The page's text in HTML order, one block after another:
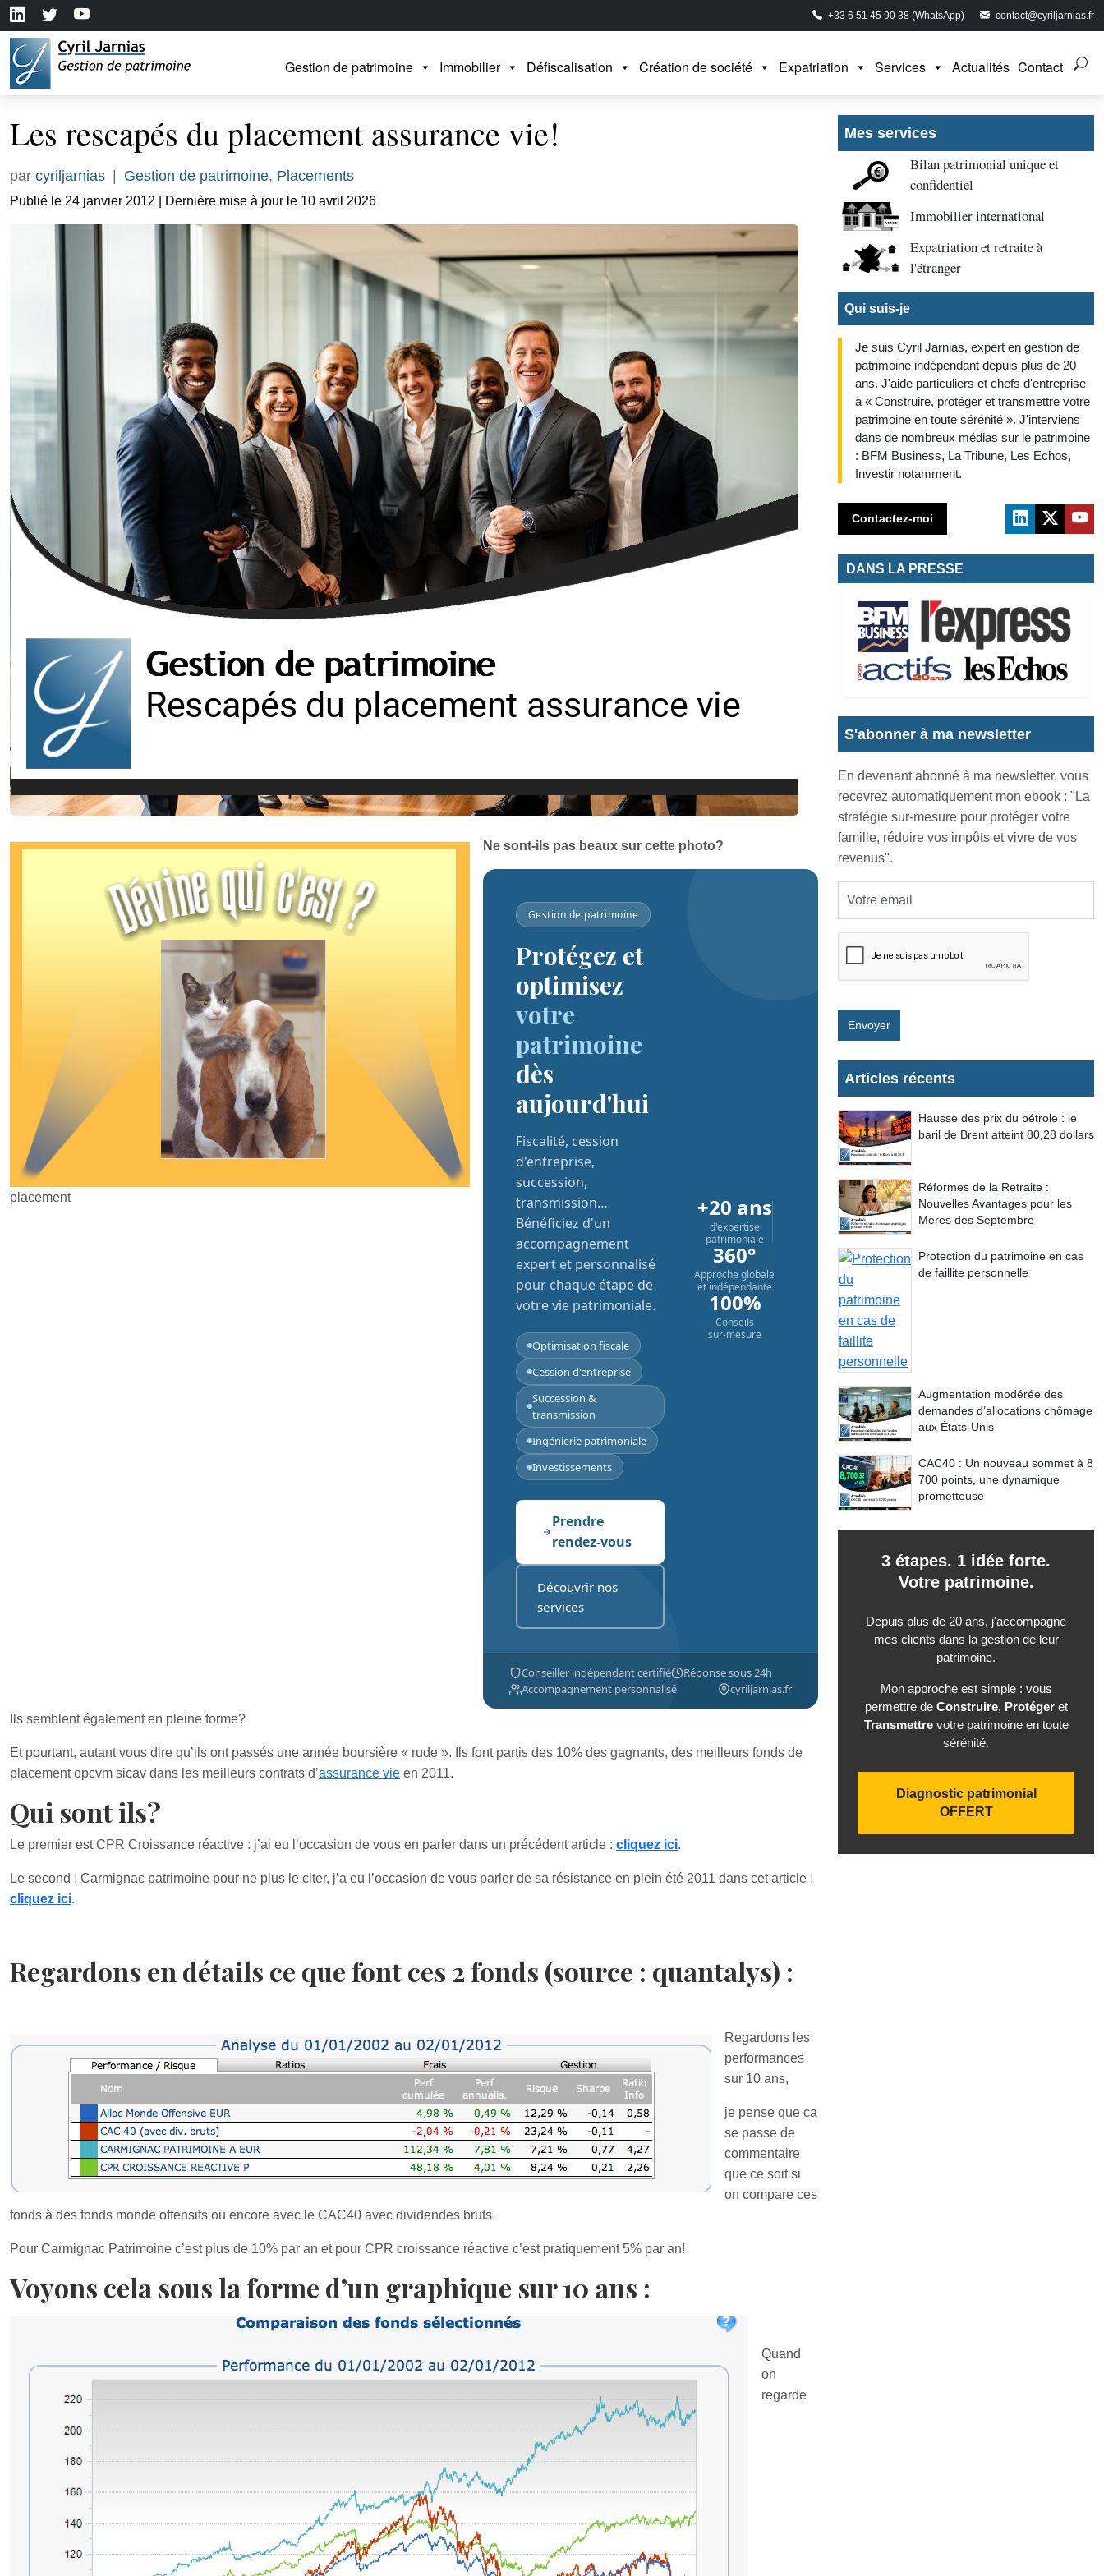
+33 6 51 45 90 38 (WhatsApp) contact@cyriljarnias.fr
Gestion de patrimoine Immobilier Défiscalisation Création de société Expatriation Services Actualités Contact
Les rescapés du placement assurance vie!
par cyriljarnias Gestion de patrimoine, Placements
Publié le 24 janvier 2012 | Dernière mise à jour le 10 avril 2026
placement
Ne sont-ils pas beaux sur cette photo?
Gestion de patrimoine
Protégez et
optimisez
votre
patrimoine
dès
aujourd'hui
Fiscalité, cession
d'entreprise,
succession,
transmission…
Bénéficiez d'un
accompagnement
expert et personnalisé
pour chaque étape de
votre vie patrimoniale.
Optimisation fiscale
Cession d'entreprise
Succession &
transmission
Ingénierie patrimoniale
Investissements
Prendre
rendez-vous
Découvrir nos
services
+20 ans
d'expertise
patrimoniale
360°
Approche globale
et indépendante
100%
Conseils
sur-mesure
Conseiller indépendant certifié
Réponse sous 24h
Accompagnement personnalisé
cyriljarnias.fr
Ils semblent également en pleine forme?
Et pourtant, autant vous dire qu’ils ont passés une année boursière « rude ». Ils font partis des 10% des gagnants, des meilleurs fonds de
placement opcvm sicav dans les meilleurs contrats d’assurance vie en 2011.
Qui sont ils?
Le premier est CPR Croissance réactive : j’ai eu l’occasion de vous en parler dans un précédent article : cliquez ici.
Le second : Carmignac patrimoine pour ne plus le citer, j’a eu l’occasion de vous parler de sa résistance en plein été 2011 dans cet article :
cliquez ici.
Regardons en détails ce que font ces 2 fonds (source : quantalys) :
Regardons les
performances
sur 10 ans,
je pense que ca
se passe de
commentaire
que ce soit si
on compare ces
fonds à des fonds monde offensifs ou encore avec le CAC40 avec dividendes bruts.
Pour Carmignac Patrimoine c’est plus de 10% par an et pour CPR croissance réactive c’est pratiquement 5% par an!
Voyons cela sous la forme d’un graphique sur 10 ans :
Quand
on
regarde
Mes services
Bilan patrimonial unique et
confidentiel
Immobilier international
Expatriation et retraite à
l'étranger
Qui suis-je
Je suis Cyril Jarnias, expert en gestion de
patrimoine indépendant depuis plus de 20
ans. J'aide particuliers et chefs d'entreprise
à « Construire, protéger et transmettre votre
patrimoine en toute sérénité ». J'interviens
dans de nombreux médias sur le patrimoine
: BFM Business, La Tribune, Les Echos,
Investir notamment.
Contactez-moi
DANS LA PRESSE
S'abonner à ma newsletter
En devenant abonné à ma newsletter, vous
recevrez automatiquement mon ebook : "La
stratégie sur-mesure pour protéger votre
famille, réduire vos impôts et vivre de vos
revenus".
Envoyer
Articles récents
Hausse des prix du pétrole : le
baril de Brent atteint 80,28 dollars
Réformes de la Retraite :
Nouvelles Avantages pour les
Mères dès Septembre
Protection du patrimoine en cas
de faillite personnelle
Augmentation modérée des
demandes d’allocations chômage
aux États-Unis
CAC40 : Un nouveau sommet à 8
700 points, une dynamique
prometteuse
3 étapes. 1 idée forte.
Votre patrimoine.
Depuis plus de 20 ans, j'accompagne
mes clients dans la gestion de leur
patrimoine.
Mon approche est simple : vous
permettre de Construire, Protégeret
Transmettrevotre patrimoine en toute
sérénité.
Diagnostic patrimonial
OFFERT